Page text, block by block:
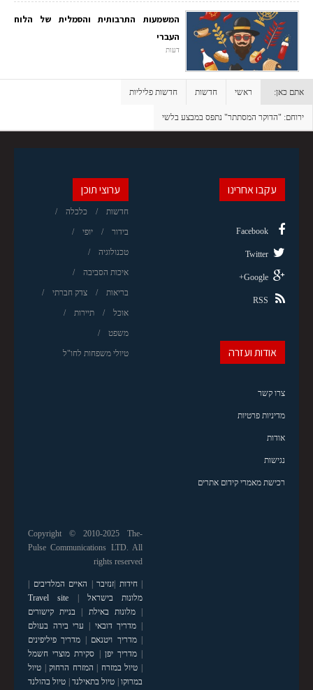
המשמעות התרבותית והסמלית של הלוח
העברי
דעות
אתם כאן: ראשי חדשות חדשות פליליות
ירוחם: "הדוקר המסתתר" נתפס במבצע בלשי
ערוצי תוכן
חדשות כלכלה
בידור יופי
טכנולוגיה
איכות הסביבה
בריאות צדק חברתי
אוכל תיירות
משפט
טיולי משפחות לחו"ל
עקבו אחרינו
Facebook
Twitter
Google+
RSS
אודות ועזרה
צרו קשר
מדיניות פרטיות
אודות
נגישות
רכישת מאמרי קידום אתרים
Copyright © 2010-2025 The-
Pulse Communications LTD. All
rights reserved
|חידות |זנזיבר | האיים המלדיבים |
מלונות בישראל |
Travel site
|מלונות באילת | בניית קישורים
| מדריך דובאי | ערי בירה בעולם
|מדריך ויטנאם | מדריך פיליפינים
|מדריך יפן | סקירת מוצרי חשמל
| טיול במזרח | המזרח הרחוק| טיול
במרוקו| טיול בתאילנד| טיול בהולנד